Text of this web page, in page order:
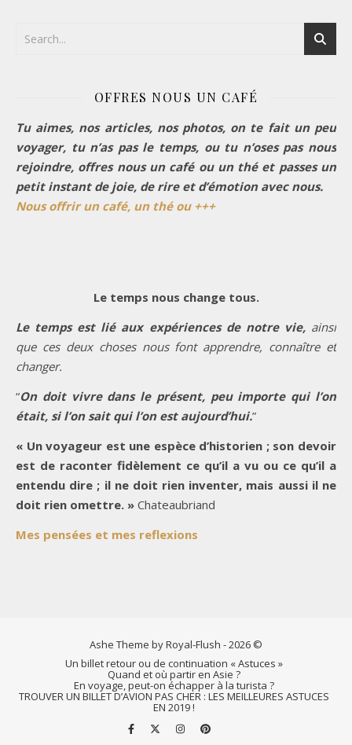
OFFRES NOUS UN CAFÉ
Tu aimes, nos articles, nos photos, on te fait un peu
voyager, tu n’as pas le temps, ou tu n’oses pas nous
rejoindre, offres nous un café ou un thé et passes un
petit instant de joie, de rire et d’émotion avec nous.
Nous offrir un café, un thé ou +++
Le temps nous change tous.
Le temps est lié aux expériences de notre vie, ainsi
que ces deux choses nous font apprendre, connaître et
changer.
“On doit vivre dans le présent, peu importe qui l’on
était, si l’on sait qui l’on est aujourd’hui.”
« Un voyageur est une espèce d’historien ; son devoir
est de raconter fidèlement ce qu’il a vu ou ce qu’il a
entendu dire ; il ne doit rien inventer, mais aussi il ne
doit rien omettre. » Chateaubriand
Mes pensées et mes reflexions
Ashe Theme by Royal-Flush - 2026 ©
Un billet retour ou de continuation « Astuces »
Quand et où partir en Asie ?
En voyage, peut-on échapper à la turista ?
TROUVER UN BILLET D’AVION PAS CHER : LES MEILLEURES ASTUCES
EN 2019 !